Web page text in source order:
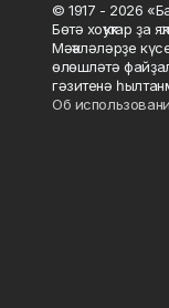
© 1917 - 2026
Бөтә хоҡуҡтар ҙа
Мәҡәләләрҙе
өлөшләтә
гәзитенә
Об